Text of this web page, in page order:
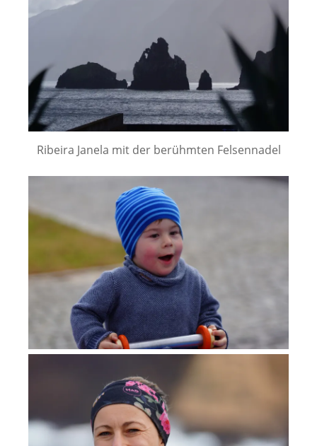
Ribeira Janela mit der berühmten Felsennadel